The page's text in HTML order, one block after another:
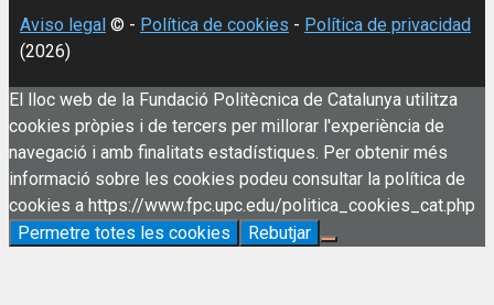
Aviso legal © - Política de cookies - Política de privacidad
(2026)
El lloc web de la Fundació Politècnica de Catalunya utilitza
cookies pròpies i de tercers per millorar l'experiència de
navegació i amb finalitats estadístiques. Per obtenir més
informació sobre les cookies podeu consultar la política de
cookies a https://www.fpc.upc.edu/politica_cookies_cat.php
Permetre totes les cookies
Rebutjar